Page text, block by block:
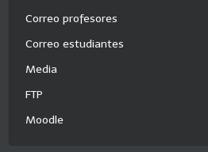
Correo profesores
Correo estudiantes
Media
FTP
Moodle